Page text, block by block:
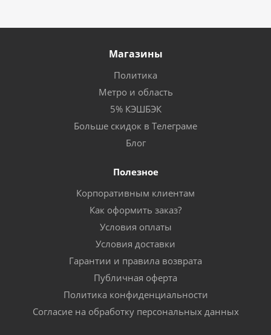
Магазины
Политика
Метро и область
5% КЭШБЭК
Больше скидок в Телеграме
Блог
Полезное
Корпоративным клиентам
Как оформить заказ?
Условия оплаты
Условия доставки
Гарантии и правила возврата
Публичная оферта
Политика конфиденциальности
Согласие на обработку персональных данных